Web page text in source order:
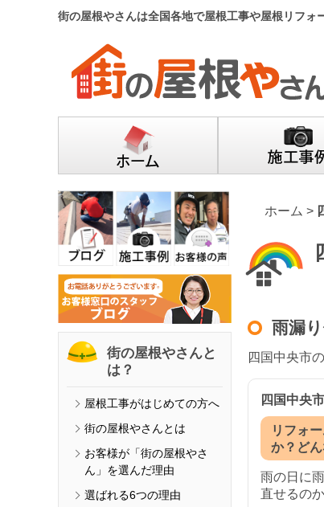
街の屋根やさんは全国各地で屋根工事や屋根リフォ
街の屋根やさんと
は？
屋根工事がはじめての方へ
街の屋根やさんとは
お客様が「街の屋根やさ
ん」を選んだ理由
選ばれる6つの理由
ホーム >
雨漏
四国中央市
四国中央
リフォ
か？ど
雨の日に
直せるの